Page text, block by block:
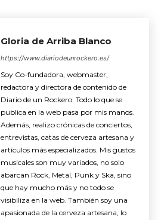
Gloria de Arriba Blanco
https://www.diariodeunrockero.es/
Soy Co-fundadora, webmaster,
redactora y directora de contenido de
Diario de un Rockero. Todo lo que se
publica en la web pasa por mis manos.
Además, realizo crónicas de conciertos,
entrevistas, catas de cerveza artesana y
artículos más especializados. Mis gustos
musicales son muy variados, no solo
abarcan Rock, Metal, Punk y Ska, sino
que hay mucho más y no todo se
visibiliza en la web. También soy una
apasionada de la cerveza artesana, lo